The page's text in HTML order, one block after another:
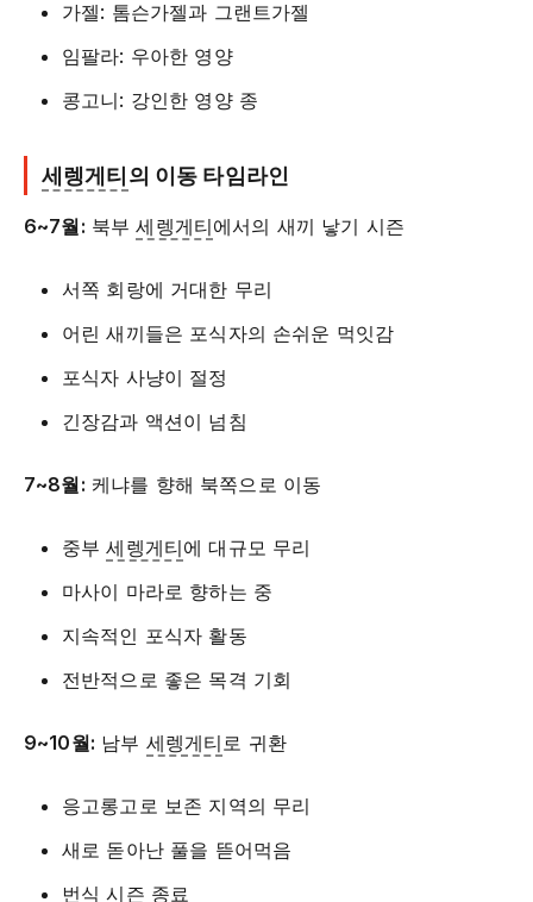
가젤: 톰슨가젤과 그랜트가젤
임팔라: 우아한 영양
콩고니: 강인한 영양 종
세렝게티의 이동 타임라인
6~7월: 북부세렝게티에서의 새끼 낳기 시즌
서쪽 회랑에 거대한 무리
어린 새끼들은 포식자의 손쉬운 먹잇감
포식자 사냥이 절정
긴장감과 액션이 넘침
7~8월: 케냐를 향해 북쪽으로 이동
중부세렝게티에 대규모 무리
마사이 마라로 향하는 중
지속적인 포식자 활동
전반적으로 좋은 목격 기회
9~10월: 남부 세렝게티로 귀환
응고롱고로 보존 지역의 무리
새로 돋아난 풀을 뜯어먹음
번식 시즌 종료